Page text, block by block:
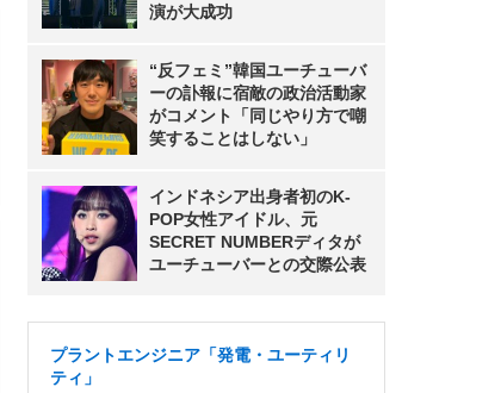
演が大成功
“反フェミ”韓国ユーチューバ
ーの訃報に宿敵の政治活動家
がコメント「同じやり方で嘲
笑することはしない」
インドネシア出身者初のK-
POP女性アイドル、元
SECRET NUMBERディタが
ユーチューバーとの交際公表
プラントエンジニア「発電・ユーティリ
ティ」